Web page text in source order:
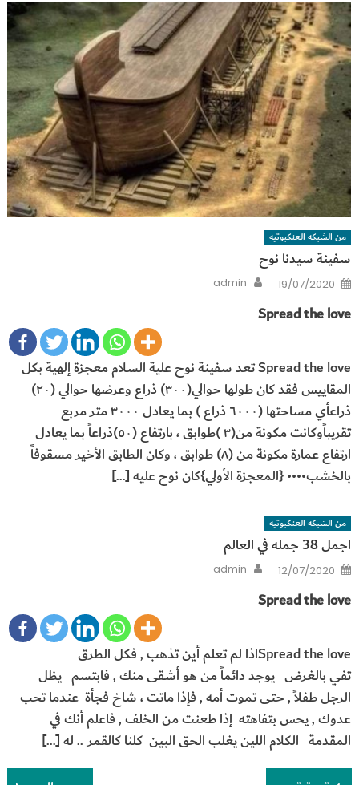
من الشبكه العنكبوتيه
سفينة سيدنا نوح
Posted
on
19/07/2020
Author
admin
Spread the love
Spread the love تعد سفينة نوح علية السلام معجزة إلهية بكل
المقاييس فقد كان طولها حوالي(٣٠٠) ذراع وعرضها حوالي (٢٠)
ذراعأي مساحتها (٦٠٠٠ ذراع ) بما يعادل ٣٠٠٠ متر مربع
تقريباًوكانت مكونة من(٣ )طوابق ، بارتفاع (٥٠)ذراعاً بما يعادل
ارتفاع عمارة مكونة من (٨) طوابق ، وكان الطابق الأخير مسقوفاً
بالخشب•••• {المعجزة الأولي}كان نوح عليه […]
من الشبكه العنكبوتيه
اجمل 38 جمله في العالم
Posted
on
12/07/2020
Author
admin
Spread the love
Spread the loveاذا لم تعلم أين تذهب , فكل الطرق
تفي بالغرض يوجد دائماً من هو أشقى منك , فابتسم يظل
الرجل طفلاً , حتى تموت أمه , فإذا ماتت ، شاخ فجأة عندما تحب
عدوك , يحس بتفاهته إذا طعنت من الخلف , فاعلم أنك في
المقدمة الكلام اللين يغلب الحق البين كلنا كالقمر .. له […]
تصفّح